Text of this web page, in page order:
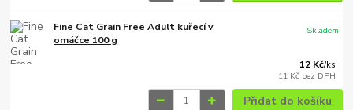
Fine Cat Grain Free Adult kuřecí v
omáčce 100 g
12 Kč/ks
11 Kč bez DPH
Skladem
Přidat do košíku